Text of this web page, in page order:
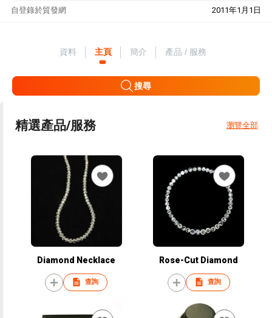
自 2011年1月1日
登錄於貿發網
資料 主頁 簡介 產品 / 服務
搜尋
精選產品/服務 瀏覽全部
Diamond Necklace
查詢
Rose-Cut Diamond
查詢